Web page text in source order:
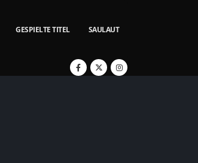
GESPIELTE TITEL SAULAUT